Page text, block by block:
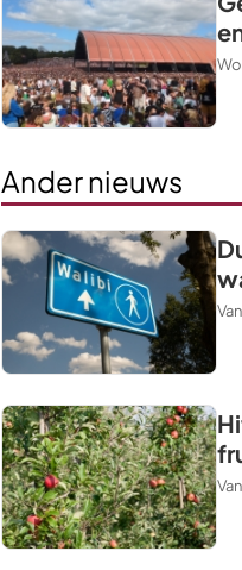
Ander nieuws